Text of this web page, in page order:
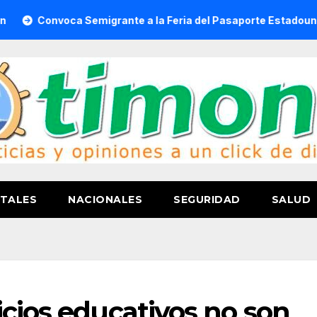
Semigrante a la Feria del Pasaporte Estadounidense
NACIONALES SEGURIDAD SALUD